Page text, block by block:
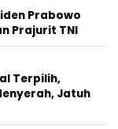
Prabowo
Prajurit TNI
Terpilih,
Jatuh